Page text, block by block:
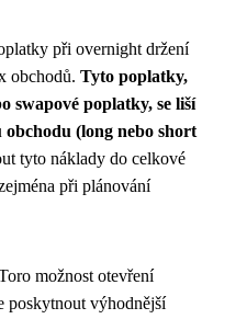
při overnight držení
obchodů. Tyto poplatky,
swapové poplatky, se liší
obchodu (long nebo short
tyto náklady do celkové
při plánování
možnost otevření
poskytnout výhodnější